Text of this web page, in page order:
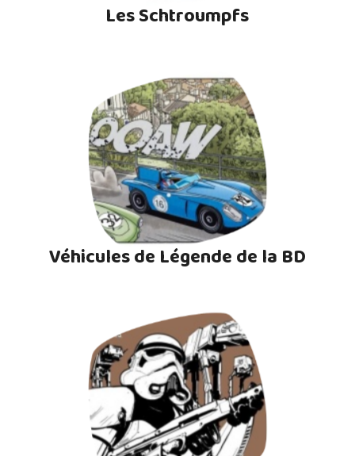
Les Schtroumpfs
Véhicules de Légende de la BD